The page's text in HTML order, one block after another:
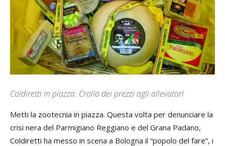
Coldiretti in piazza. Crollo dei prezzi agli allevatori
Metti la zootecnia in piazza. Questa volta per denunciare la
crisi nera del Parmigiano Reggiano e del Grana Padano,
Coldiretti ha messo in scena a Bologna il “popolo del fare”, i